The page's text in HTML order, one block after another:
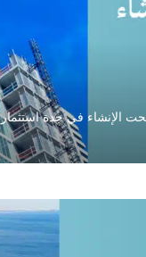
الإنشاء في جدة استثمار